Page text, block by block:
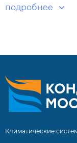
специалистами
подробнее
Климатические